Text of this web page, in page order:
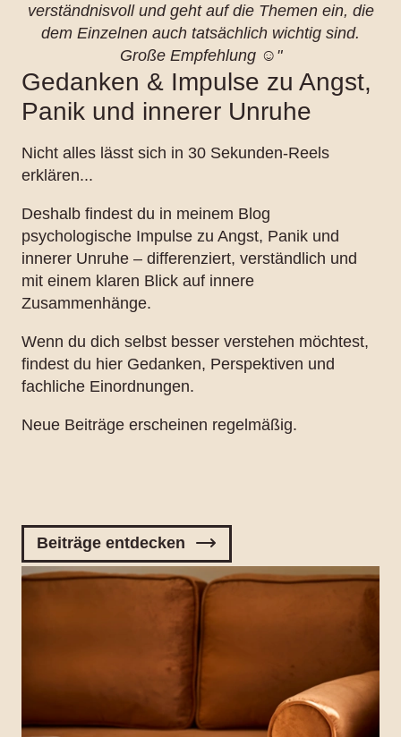
verständnisvoll und geht auf die Themen ein, die
dem Einzelnen auch tatsächlich wichtig sind.
Große Empfehlung ☺️"
Gedanken & Impulse zu Angst,
Panik und innerer Unruhe
Nicht alles lässt sich in 30 Sekunden-Reels
erklären...
Deshalb findest du in meinem Blog
psychologische Impulse zu Angst, Panik und
innerer Unruhe – differenziert, verständlich und
mit einem klaren Blick auf innere
Zusammenhänge.
Wenn du dich selbst besser verstehen möchtest,
findest du hier Gedanken, Perspektiven und
fachliche Einordnungen.
Neue Beiträge erscheinen regelmäßig.
Beiträge entdecken